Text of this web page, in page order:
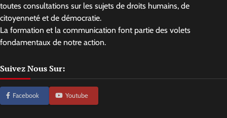
toutes consultations sur les sujets de droits humains, de
citoyenneté et de démocratie.
La formation et la communication font partie des volets
fondamentaux de notre action.
Suivez Nous Sur:
Facebook Youtube